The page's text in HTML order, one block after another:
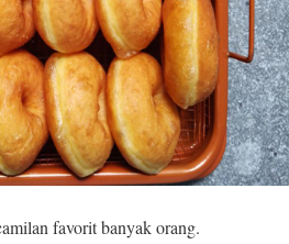
favorit banyak orang.